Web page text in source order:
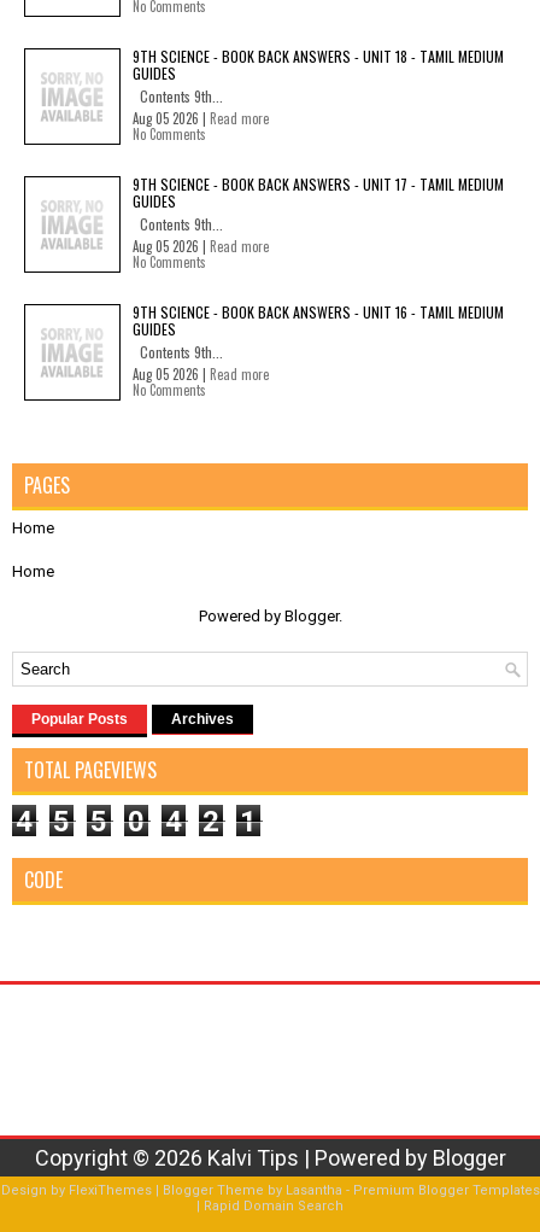
No Comments
9TH SCIENCE - BOOK BACK ANSWERS - UNIT 18 - TAMIL MEDIUM
GUIDES
Contents 9th...
Aug 05 2026 | Read more
No Comments
9TH SCIENCE - BOOK BACK ANSWERS - UNIT 17 - TAMIL MEDIUM
GUIDES
Contents 9th...
Aug 05 2026 | Read more
No Comments
9TH SCIENCE - BOOK BACK ANSWERS - UNIT 16 - TAMIL MEDIUM
GUIDES
Contents 9th...
Aug 05 2026 | Read more
No Comments
PAGES
Home
Home
Powered by Blogger.
Popular Posts Archives
TOTAL PAGEVIEWS
4 5 5 0 4 2 1
CODE
Copyright © 2026 Kalvi Tips | Powered by Blogger
Design by FlexiThemes| Blogger Theme by Lasantha - Premium Blogger Templates
| Rapid Domain Search